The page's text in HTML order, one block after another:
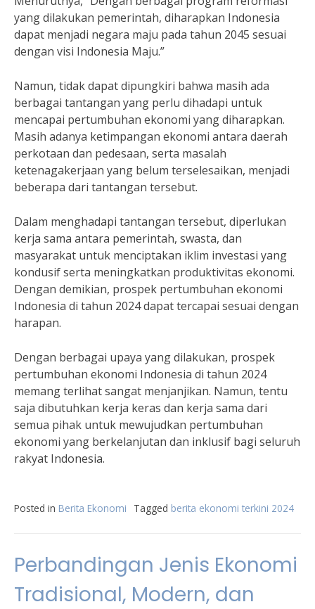
yang dilakukan pemerintah, diharapkan Indonesia
dapat menjadi negara maju pada tahun 2045 sesuai
dengan visi Indonesia Maju.”
Namun, tidak dapat dipungkiri bahwa masih ada
berbagai tantangan yang perlu dihadapi untuk
mencapai pertumbuhan ekonomi yang diharapkan.
Masih adanya ketimpangan ekonomi antara daerah
perkotaan dan pedesaan, serta masalah
ketenagakerjaan yang belum terselesaikan, menjadi
beberapa dari tantangan tersebut.
Dalam menghadapi tantangan tersebut, diperlukan
kerja sama antara pemerintah, swasta, dan
masyarakat untuk menciptakan iklim investasi yang
kondusif serta meningkatkan produktivitas ekonomi.
Dengan demikian, prospek pertumbuhan ekonomi
Indonesia di tahun 2024 dapat tercapai sesuai dengan
harapan.
Dengan berbagai upaya yang dilakukan, prospek
pertumbuhan ekonomi Indonesia di tahun 2024
memang terlihat sangat menjanjikan. Namun, tentu
saja dibutuhkan kerja keras dan kerja sama dari
semua pihak untuk mewujudkan pertumbuhan
ekonomi yang berkelanjutan dan inklusif bagi seluruh
rakyat Indonesia.
Posted in Berita Ekonomi Tagged berita ekonomi terkini 2024
Perbandingan Jenis Ekonomi
Tradisional, Modern, dan